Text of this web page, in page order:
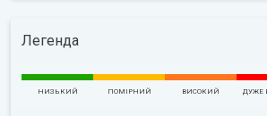
Легенда
НИЗЬКИЙ ПОМІРНИЙ ВИСОКИЙ ДУЖЕ